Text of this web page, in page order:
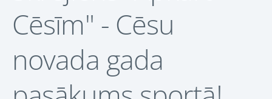
Cēsīm" - Cēsu
novada gada